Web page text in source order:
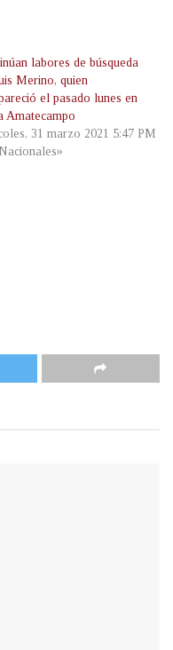
labores de búsqueda
Merino, quien
el pasado lunes en
Amatecampo
31 marzo 2021 5:47 PM